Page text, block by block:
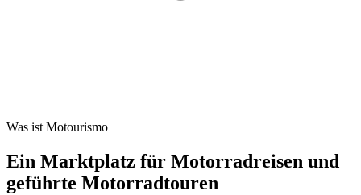
Was ist Motourismo
Ein Marktplatz für Motorradreisen und
geführte Motorradtouren